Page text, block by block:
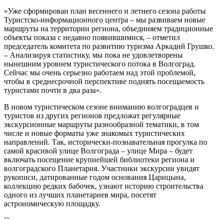
«Уже сформирован план весеннего и летнего сезона работы
Туристско-информационного центра – мы развиваем новые
маршруты на территории региона, объединяем традиционные
объекты показа с недавно появившимися, – отметил
председатель комитета по развитию туризма Аркадий Грушко.
– Анализируя статистику, мы пока не удовлетворены
нынешним уровнем туристического потока в Волгоград.
Сейчас мы очень серьезно работаем над этой проблемой,
чтобы в среднесрочной перспективе поднять посещаемость
туристами почти в два раза».
В новом туристическом сезоне вниманию волгоградцев и
туристов из других регионов предложат регулярные
экскурсионные маршруты разнообразной тематики, в том
числе и новые форматы уже знакомых туристических
направлений. Так, исторически-познавательная прогулка по
самой красивой улице Волгограда – улице Мира – будет
включать посещение крупнейшей библиотеки региона и
волгоградского Планетария. Участники экскурсии увидят
рукописи, датированные годом основания Царицына,
коллекцию редких бабочек, узнают историю строительства
одного из лучших планетариев мира, посетят
астрономическую площадку.